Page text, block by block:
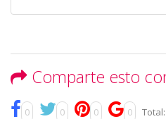
Comparte esto
0 0 0 0 Total: